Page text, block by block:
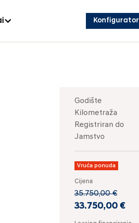
Konfigurator
Godište
Kilometraža
Registriran do
Jamstvo
Vruća ponuda
Cijena
35.750,00 €
33.750,00 €